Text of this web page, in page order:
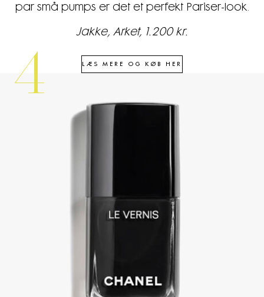
par små pumps er det et perfekt Pariser-look.
Jakke, Arket, 1.200 kr.
LÆS MERE OG KØB HER
4